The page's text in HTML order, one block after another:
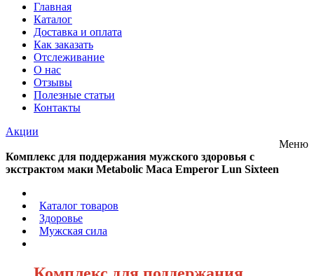
Главная
Каталог
Доставка и оплата
Как заказать
Отслеживание
О нас
Отзывы
Полезные статьи
Контакты
Акции
Меню
Комплекс для поддержания мужского здоровья с
экстрактом маки Metabolic Maca Emperor Lun Sixteen
Каталог товаров
Здоровье
Мужская сила